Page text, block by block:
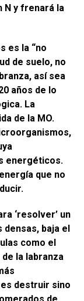
N y frenará la
es la “no
de suelo, no
así sea
años de lo
La
de la MO.
energéticos.
que no
‘resolver’ un
densas, baja el
como el
la labranza
destruir sino